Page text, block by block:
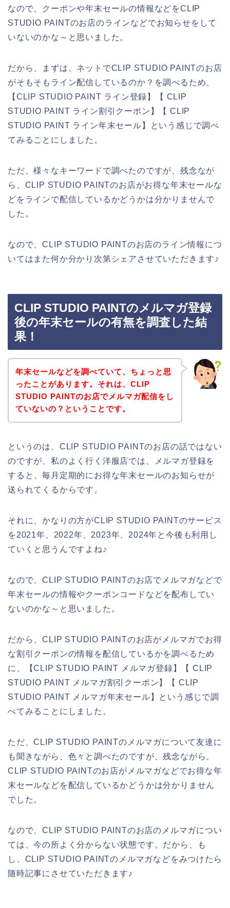
なので、クーポンや年末セールの情報などをCLIP
STUDIO PAINTのお店のラインなどでお知らせをして
いないのかな～と思いました。
だから、まずは、ネットでCLIP STUDIO PAINTのお店
がそもそもライン配信しているのか？を調べるため、
【CLIP STUDIO PAINT ライン登録】【 CLIP
STUDIO PAINT ライン割引クーポン】【 CLIP
STUDIO PAINT ライン年末セール】という感じで調べ
てみることにしました。
ただ、様々なキーワードで調べたのですが、残念なが
ら、CLIP STUDIO PAINTのお店がお得な年末セールな
どをラインで配信しているかどうかは分かりませんで
した。
なので、CLIP STUDIO PAINTのお店のライン情報につ
いてはまた何か分かり次第シェアさせていただきます♪
CLIP STUDIO PAINTのメルマガ登録
後の年末セールの有無を調査した結
果！
年末セールなどを調べていて、ちょっと思
ったことがあります。それは、CLIP
STUDIO PAINTのお店でメルマガ配信をし
ていないの？ということです。
というのは、CLIP STUDIO PAINTのお店の話ではない
のですが、私のよく行く洋服店では、メルマガ登録を
すると、毎月定期的にお得な年末セールのお知らせが
送られてくるからです。
それに、かなりの方がCLIP STUDIO PAINTのサービス
を2021年、2022年、2023年、2024年と今後も利用し
ていくと思うんですよね♪
なので、CLIP STUDIO PAINTのお店でメルマガなどで
年末セールの情報やクーポンコードなどを配布してい
ないのかな～と思いました。
だから、CLIP STUDIO PAINTのお店がメルマガでお得
な割引クーポンの情報を配信しているかを調べるため
に、【CLIP STUDIO PAINT メルマガ登録】【 CLIP
STUDIO PAINT メルマガ割引クーポン】【 CLIP
STUDIO PAINT メルマガ年末セール】という感じで調
べてみることにしました。
ただ、CLIP STUDIO PAINTのメルマガについて友達に
も聞きながら、色々と調べたのですが、残念ながら、
CLIP STUDIO PAINTのお店がメルマガなどでお得な年
末セールなどを配信しているかどうかは分かりません
でした。
なので、CLIP STUDIO PAINTのお店のメルマガについ
ては、今の所よく分からない状態です。だから、も
し、CLIP STUDIO PAINTのメルマガなどをみつけたら
随時記事にさせていただきます♪